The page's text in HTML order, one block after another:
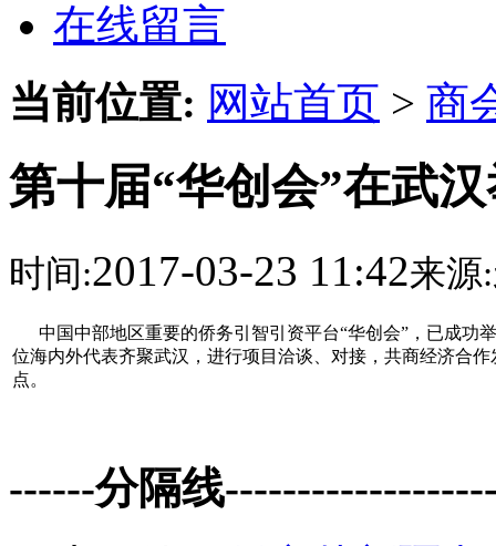
在线留言
当前位置: 网站首页 > 商
第十届“华创会”在武
时间:2017-03-23 11:42来源:
中国中部地区重要的侨务引智引资平台“华创会”，已成功
位海内外代表齐聚武汉，进行项目洽谈、对接，共商经济合
点。
------分隔线